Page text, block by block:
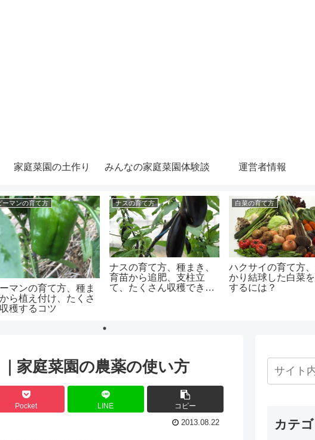
家庭菜園の土作り みんなの家庭菜園体験談 運営者情報
ーマンの育て方
マンの育て方、種ま
ら植え付け、たくさ
穫するコツ
ナスの育て方
ナスの育て方、種まき、
育苗から追肥、支柱立
て、たくさん収穫できる
白菜の育て方
ハクサイの育て方
かり結球した白菜
するには？
家庭菜園の農薬の使い方
Pocket LINE コピー
2013.08.22 カテ